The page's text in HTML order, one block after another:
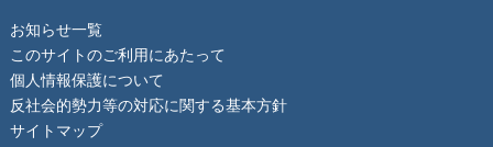
お知らせ一覧
このサイトのご利用にあたって
個人情報保護について
反社会的勢力等の対応に関する基本方針
サイトマップ